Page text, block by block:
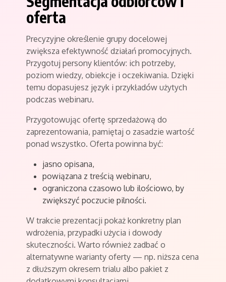
oferta
Precyzyjne określenie grupy docelowej
zwiększa efektywność działań promocyjnych.
Przygotuj persony klientów: ich potrzeby,
poziom wiedzy, obiekcje i oczekiwania. Dzięki
temu dopasujesz język i przykładów użytych
podczas webinaru.
Przygotowując ofertę sprzedażową do
zaprezentowania, pamiętaj o zasadzie wartość
ponad wszystko. Oferta powinna być:
jasno opisana,
powiązana z treścią webinaru,
ograniczona czasowo lub ilościowo, by
zwiększyć poczucie pilności.
W trakcie prezentacji pokaż konkretny plan
wdrożenia, przypadki użycia i dowody
skuteczności. Warto również zadbać o
alternatywne warianty oferty — np. niższa cena
z dłuższym okresem trialu albo pakiet z